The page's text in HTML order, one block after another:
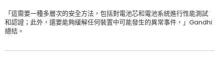
「這需要一種多層次的安全方法，包括對電池芯和電池系統進行性能測試
和認證；此外，還要能夠緩解任何裝置中可能發生的異常事件，」Gandhi
總結。